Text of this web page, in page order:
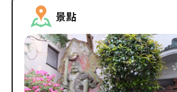
景點